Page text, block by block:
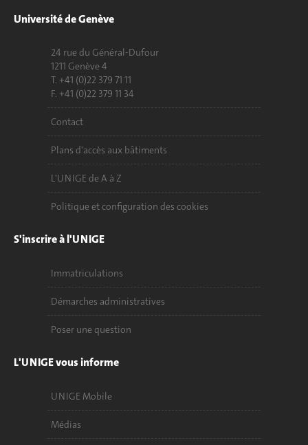
Université de Genève
24 rue du Général-Dufour
1211 Genève 4
T. +41 (0)22 379 71 11
F. +41 (0)22 379 11 34
Contact
Plans d'accès aux bâtiments
L'UNIGE de A à Z
Politique et configuration des cookies
S'inscrire à l'UNIGE
Immatriculations
Démarches administratives
Poser une question
L'UNIGE vous informe
UNIGE Mobile
Médias